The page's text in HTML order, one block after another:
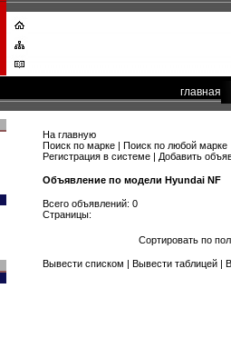
главная
На главную
Поиск по марке | Поиск по любой марке
Регистрация в системе | Добавить
Объявление по модели Hyundai NF
Всего объявлений: 0
Страницы:
Сортировать по
Вывести списком Вывести таблицей